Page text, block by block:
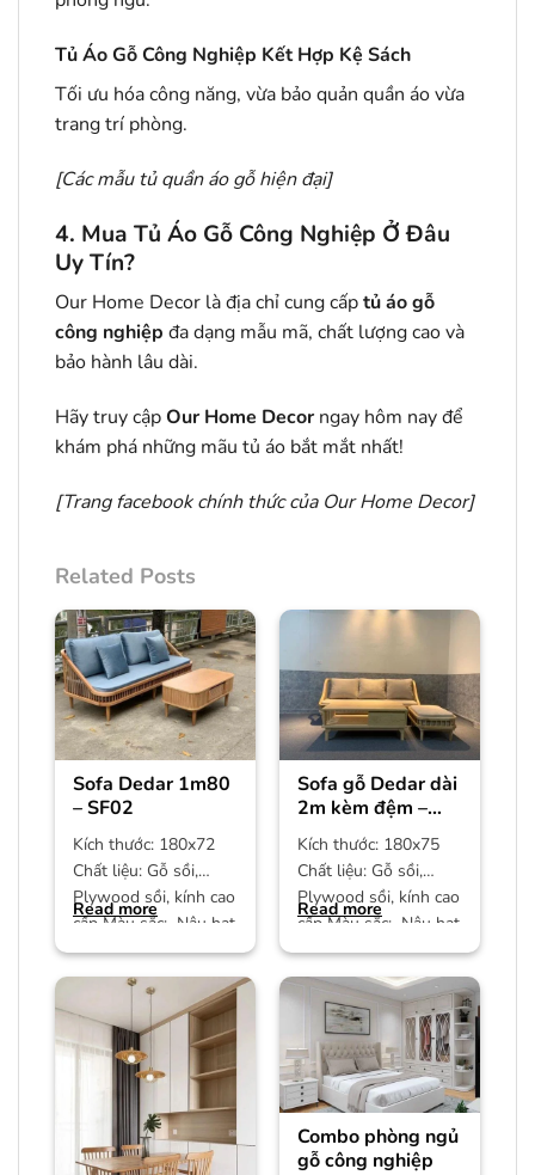
Tủ Áo Gỗ Công Nghiệp Kết Hợp Kệ Sách
Tối ưu hóa công năng, vừa bảo quản quần áo vừa
trang trí phòng.
[Các mẫu tủ quần áo gỗ hiện đại]
4. Mua Tủ Áo Gỗ Công Nghiệp Ở Đâu
Uy Tín?
Our Home Decor là địa chỉ cung cấptủ áo gỗ
công nghiệp đa dạng mẫu mã, chất lượng cao và
bảo hành lâu dài.
Hãy truy cậpOur Home Decor ngay hôm nay để
khám phá những mãu tủ áo bắt mắt nhất!
[Trang facebook chính thức của Our Home Decor]
Related Posts
Sofa Dedar 1m80
– SF02
Kích thước: 180x72
Chất liệu: Gỗ sồi,
Plywood sồi, kính cao
cấp Màu sắc: Nâu hạt
dẻ Bảo hành: 12
Read more
Sofa gỗ Dedar dài
2m kèm đệm –
SF01
Kích thước: 180x75
Chất liệu: Gỗ sồi,
Plywood sồi, kính cao
cấp Màu sắc: Nâu hạt
dẻ Bảo hành: 12
Read more
Combo phòng ngủ
gỗ công nghiệp